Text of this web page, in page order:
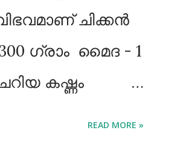
ചിക്കൻ
ഗ്രാം മൈദ - 1
കഷ്ണം
READ MORE »